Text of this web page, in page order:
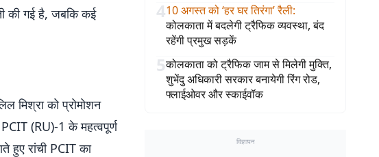
की गई है, जबकि कई
मिश्रा को प्रोमोशन
PCIT (RU)-1 के महत्वपूर्ण
हुए रांची PCIT का
410 अगस्त को ‘हर घर तिरंगा’ रैली:
कोलकाता में बदलेगी ट्रैफिक व्यवस्था, बंद
रहेंगी प्रमुख सड़कें
5कोलकाता को ट्रैफिक जाम से मिलेगी मुक्ति,
शुभेंदु अधिकारी सरकार बनायेगी रिंग रोड,
फ्लाईओवर और स्काईवॉक
विज्ञापन